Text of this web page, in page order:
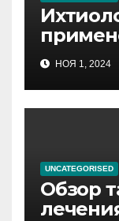
НОЯ 1, 2024
UNCATEGORISED
Обзор